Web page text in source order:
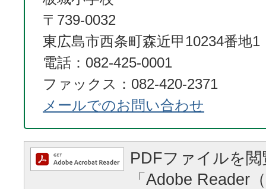
〒739-0032
東広島市西条町森近甲10234番地1
電話：082-425-0001
ファックス：082-420-2371
メールでのお問い合わせ
PDFファイルを
「Adobe Reader